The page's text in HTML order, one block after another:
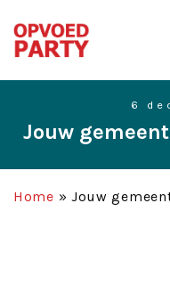
6
Jouw
Home » Jouw